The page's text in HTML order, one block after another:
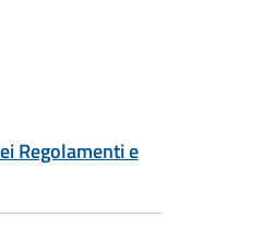
Regolamenti e